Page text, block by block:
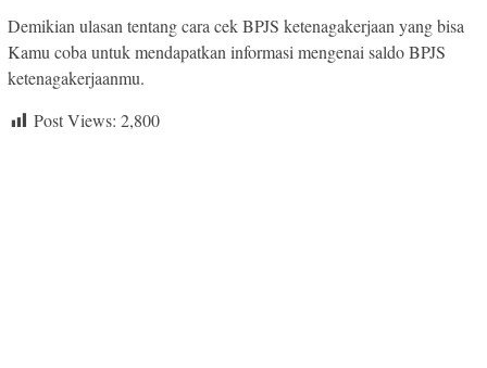
Demikian ulasan tentang cara cek BPJS ketenagakerjaan yang bisa
Kamu coba untuk mendapatkan informasi mengenai saldo BPJS
ketenagakerjaanmu.
Post Views: 2,800